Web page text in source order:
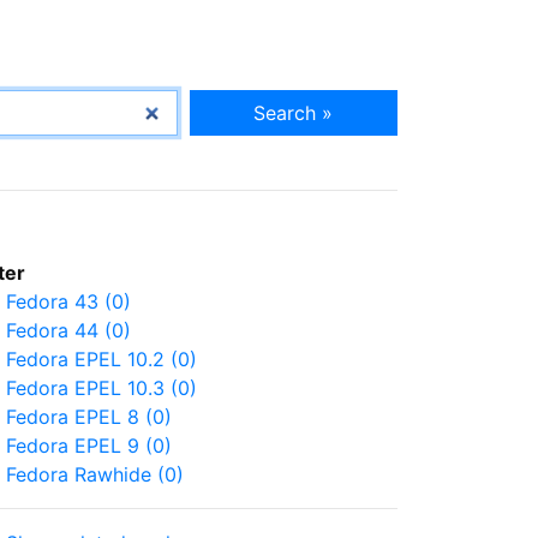
Search »
Fedora 43 (0)
Fedora 44 (0)
Fedora EPEL 10.2 (0)
Fedora EPEL 10.3 (0)
Fedora EPEL 8 (0)
Fedora EPEL 9 (0)
Fedora Rawhide (0)